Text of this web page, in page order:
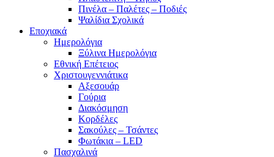
Πινέλα – Παλέτες – Ποδιές
Ψαλίδια Σχολικά
Εποχιακά
Ημερολόγια
Ξύλινα Ημερολόγια
Εθνική Επέτειος
Χριστουγεννιάτικα
Αξεσουάρ
Γούρια
Διακόσμηση
Κορδέλες
Σακούλες – Τσάντες
Φωτάκια – LED
Πασχαλινά